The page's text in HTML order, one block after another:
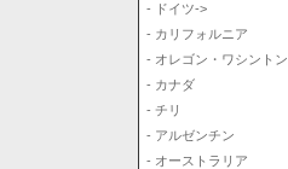
- ドイツ->
- カリフォルニア
- オレゴン・ワシントン
- カナダ
- チリ
- アルゼンチン
- オーストラリア